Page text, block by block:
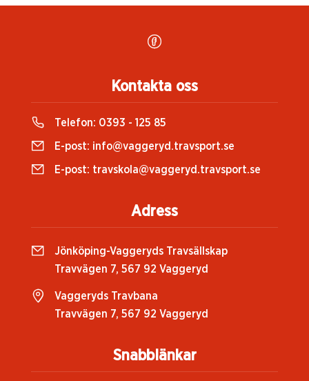
Snabblänkar
Kontakta oss
Telefon: 0393 - 125 85
E-post: info@vaggeryd.travsport.se
E-post: travskola@vaggeryd.travsport.se
Adress
Jönköping-Vaggeryds Travsällskap
Travvägen 7, 567 92 Vaggeryd
Vaggeryds Travbana
Travvägen 7, 567 92 Vaggeryd